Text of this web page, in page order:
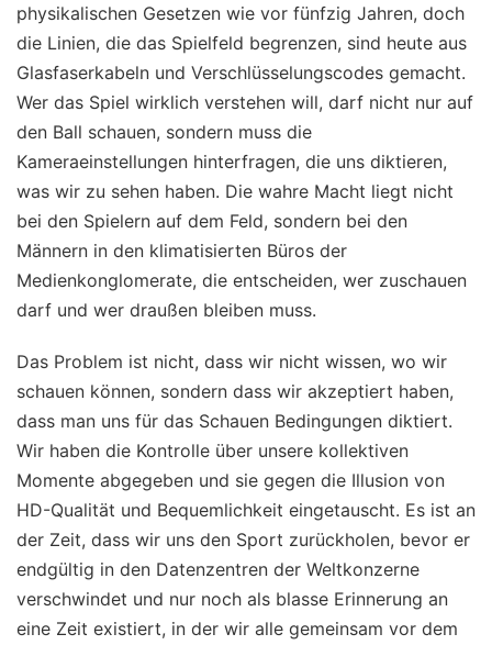
physikalischen Gesetzen wie vor fünfzig Jahren, doch
die Linien, die das Spielfeld begrenzen, sind heute aus
Glasfaserkabeln und Verschlüsselungscodes gemacht.
Wer das Spiel wirklich verstehen will, darf nicht nur auf
den Ball schauen, sondern muss die
Kameraeinstellungen hinterfragen, die uns diktieren,
was wir zu sehen haben. Die wahre Macht liegt nicht
bei den Spielern auf dem Feld, sondern bei den
Männern in den klimatisierten Büros der
Medienkonglomerate, die entscheiden, wer zuschauen
darf und wer draußen bleiben muss.
Das Problem ist nicht, dass wir nicht wissen, wo wir
schauen können, sondern dass wir akzeptiert haben,
dass man uns für das Schauen Bedingungen diktiert.
Wir haben die Kontrolle über unsere kollektiven
Momente abgegeben und sie gegen die Illusion von
HD-Qualität und Bequemlichkeit eingetauscht. Es ist an
der Zeit, dass wir uns den Sport zurückholen, bevor er
endgültig in den Datenzentren der Weltkonzerne
verschwindet und nur noch als blasse Erinnerung an
eine Zeit existiert, in der wir alle gemeinsam vor dem